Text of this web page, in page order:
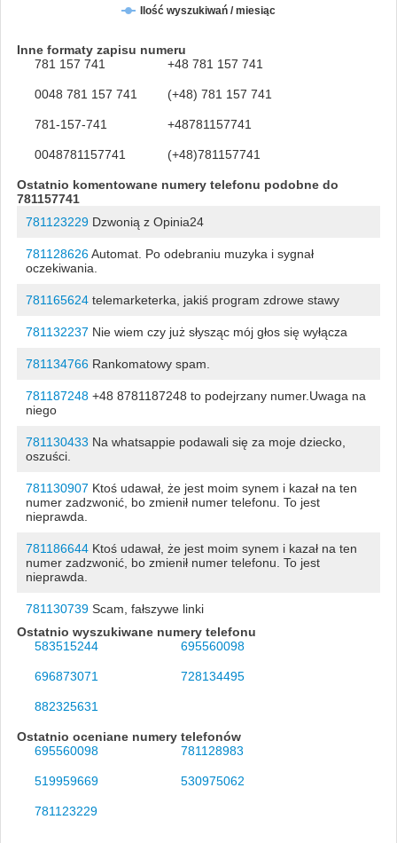
Ilość wyszukiwań / miesiąc
Inne formaty zapisu numeru
781 157 741
+48 781 157 741
0048 781 157 741 (+48) 781 157 741
781-157-741 +48781157741
0048781157741 (+48)781157741
Ostatnio komentowane numery telefonu podobne do
781157741
781123229Dzwonią z Opinia24
781128626Automat. Po odebraniu muzyka i sygnał
oczekiwania.
781165624telemarketerka, jakiś program zdrowe stawy
781132237 Nie wiem czy już słysząc mój głos się wyłącza
781134766Rankomatowy spam.
781187248+48 8781187248 to podejrzany numer.Uwaga na
niego
781130433 Na whatsappie podawali się za moje dziecko,
oszuści.
781130907 Ktoś udawał, że jest moim synem i kazał na ten
numer zadzwonić, bo zmienił numer telefonu. To jest
nieprawda.
781186644Ktoś udawał, że jest moim synem i kazał na ten
numer zadzwonić, bo zmienił numer telefonu. To jest
nieprawda.
781130739Scam, fałszywe linki
Ostatnio wyszukiwane numery telefonu
583515244
695560098
696873071 728134495
882325631
Ostatnio oceniane numery telefonów
695560098
781128983
519959669 530975062
781123229